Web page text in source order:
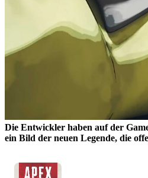
Die Entwickler haben auf der
ein Bild der neuen Legende, die